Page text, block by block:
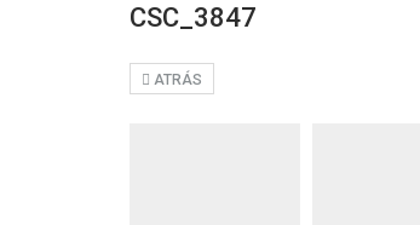
CSC_3847
ATRÁS